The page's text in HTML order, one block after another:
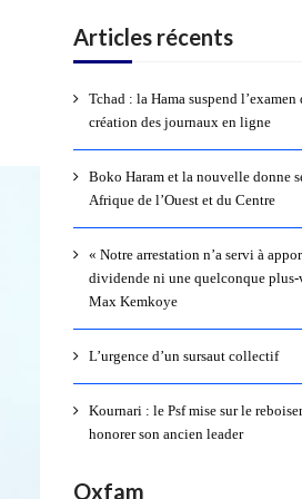
Articles récents
Tchad : la Hama suspend l’examen
création des journaux en ligne
Boko Haram et la nouvelle donne
Afrique de l’Ouest et du Centre
« Notre arrestation n’a servi à
dividende ni une quelconque plus-
Max Kemkoye
L’urgence d’un sursaut collectif
Kournari : le Psf mise sur le
honorer son ancien leader
Oxfam